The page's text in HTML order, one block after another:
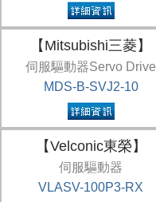
【Mitsubishi三菱】
伺服驅動器Servo Drive
MDS-B-SVJ2-10
【Velconic東榮】
伺服驅動器
VLASV-100P3-RX